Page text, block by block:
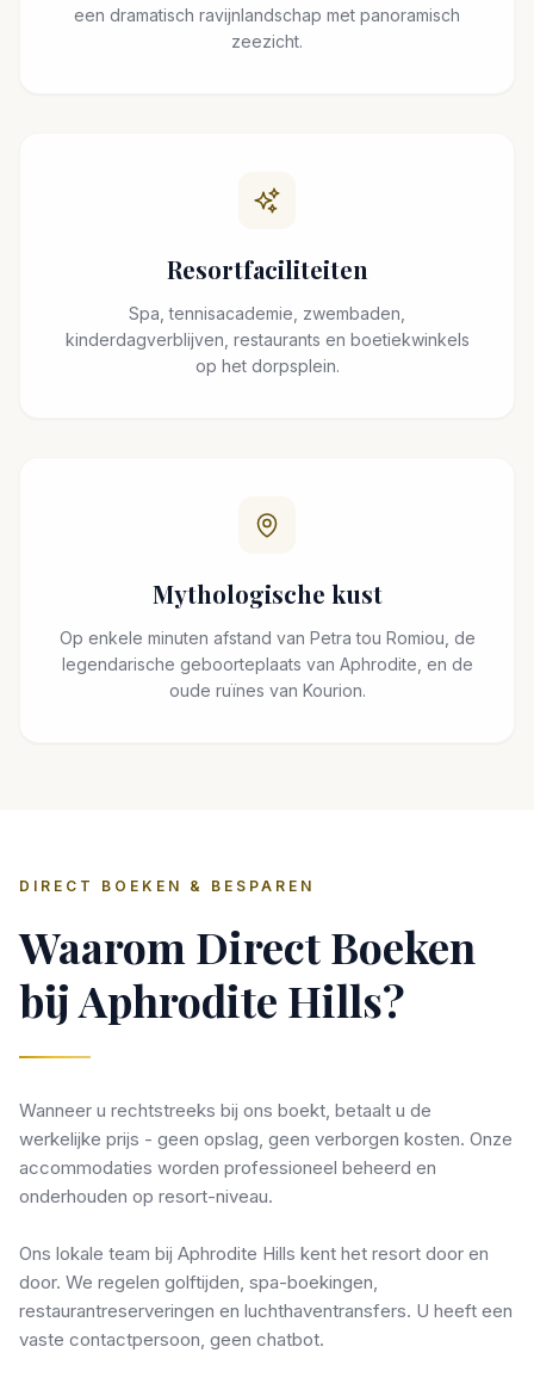
een dramatisch ravijnlandschap met panoramisch
zeezicht.
Resortfaciliteiten
Spa, tennisacademie, zwembaden,
kinderdagverblijven, restaurants en boetiekwinkels
op het dorpsplein.
Mythologische kust
Op enkele minuten afstand van Petra tou Romiou, de
legendarische geboorteplaats van Aphrodite, en de
oude ruïnes van Kourion.
DIRECT BOEKEN & BESPAREN
Waarom Direct Boeken
bij Aphrodite Hills?
Wanneer u rechtstreeks bij ons boekt, betaalt u de
werkelijke prijs - geen opslag, geen verborgen kosten. Onze
accommodaties worden professioneel beheerd en
onderhouden op resort-niveau.
Ons lokale team bij Aphrodite Hills kent het resort door en
door. We regelen golftijden, spa-boekingen,
restaurantreserveringen en luchthaventransfers. U heeft een
vaste contactpersoon, geen chatbot.